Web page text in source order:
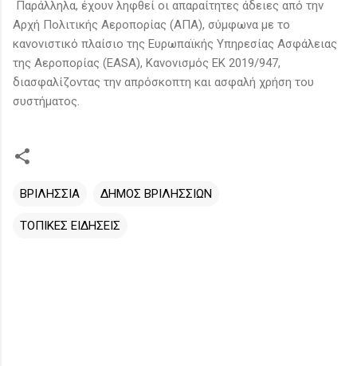
Παράλληλα, έχουν ληφθεί οι απαραίτητες άδειες από την
Αρχή Πολιτικής Αεροπορίας (ΑΠΑ), σύμφωνα με το
κανονιστικό πλαίσιο της Ευρωπαϊκής Υπηρεσίας Ασφάλειας
της Αεροπορίας (EASA), Κανονισμός ΕΚ 2019/947,
διασφαλίζοντας την απρόσκοπτη και ασφαλή χρήση του
συστήματος.
ΒΡΙΛΗΣΣΙΑ ΔΗΜΟΣ ΒΡΙΛΗΣΣΙΩΝ
ΤΟΠΙΚΕΣ ΕΙΔΗΣΕΙΣ